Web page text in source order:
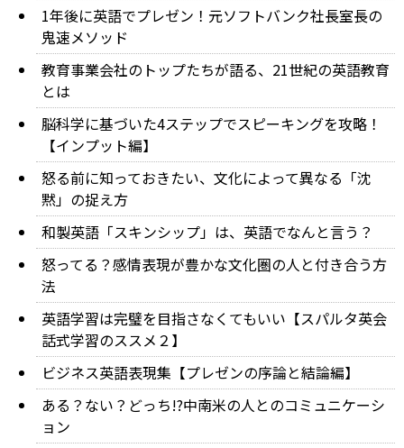
1年後に英語でプレゼン！元ソフトバンク社長室長の
鬼速メソッド
教育事業会社のトップたちが語る、21世紀の英語教育
とは
脳科学に基づいた4ステップでスピーキングを攻略！
【インプット編】
怒る前に知っておきたい、文化によって異なる「沈
黙」の捉え方
和製英語「スキンシップ」は、英語でなんと言う？
怒ってる？感情表現が豊かな文化圏の人と付き合う方
法
英語学習は完璧を目指さなくてもいい【スパルタ英会
話式学習のススメ２】
ビジネス英語表現集【プレゼンの序論と結論編】
ある？ない？どっち!?中南米の人とのコミュニケーシ
ョン